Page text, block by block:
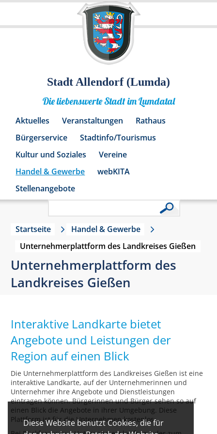
Diese Website benutzt Cookies, die für
Stadt Allendorf (Lumda)
Die liebenswerte Stadt im Lumdatal
Aktuelles Veranstaltungen
Rathaus
Bürgerservice
Stadtinfo/Tourismus
Kultur und Soziales
Vereine
Handel & Gewerbe
webKITA
Stellenangebote
Startseite
Handel & Gewerbe
Unternehmerplattform des Landkreises Gießen
Unternehmerplattform des
Landkreises Gießen
Interaktive Landkarte bietet
Angebote und Leistungen der
Region auf einen Blick
Die Unternehmerplattform des Landkreises Gießen ist eine
interaktive Landkarte, auf der Unternehmerinnen und
Unternehmer ihre Angebote und Dienstleistungen
eintragen können. Bürgerinnen und Bürger sehen so auf
einen Blick die Angebote in ihrer Umgebung. Diese
Plattform ist für die Unternehmen kostenlos.